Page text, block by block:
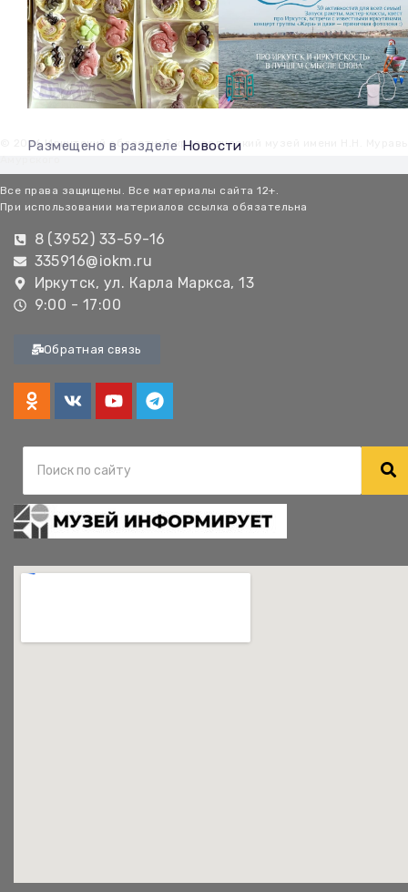
Размещено в разделе Новости
© 2026 Иркутский областной краеведческий музей имени Н.Н.
Все права защищены. Все материалы сайта 12+.
При использовании материалов ссылка обязательна
8 (3952) 33-59-16
335916@iokm.ru
Иркутск, ул. Карла Маркса, 13
9:00 - 17:00
Обратная связь